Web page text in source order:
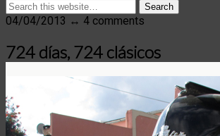
04/04/2013 ↔ 4 comments
724 días, 724 clásicos